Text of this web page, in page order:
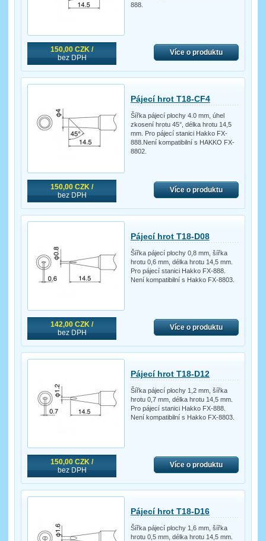
150,00 CZK /
bez DPH
888.
Více o produktu
150,00 CZK /
bez DPH
Pájecí hrot T18-CF4
Šířka pájecí plochy 4.0 mm, úhel
zkosení hrotu 45°, délka hrotu 14,5
mm. Pro pájecí stanici Hakko FX-
888.Není kompatibilní s HAKKO FX-
8802.
Více o produktu
142,00 CZK /
bez DPH
Pájecí hrot T18-D08
Šířka pájecí plochy 0,8 mm, šířka
hrotu 0,6 mm, délka hrotu 14,5 mm.
Pro pájecí stanici Hakko FX-888.
Není kompatibilní s Hakko FX-8803.
Více o produktu
150,00 CZK /
bez DPH
Pájecí hrot T18-D12
Šířka pájecí plochy 1,2 mm, šířka
hrotu 0,7 mm, délka hrotu 14,5 mm.
Pro pájecí stanici Hakko FX-888.
Není kompatibilní s Hakko FX-8803.
Více o produktu
Pájecí hrot T18-D16
Šířka pájecí plochy 1,6 mm, šířka
hrotu 0,5 mm, délka hrotu 14,5 mm.